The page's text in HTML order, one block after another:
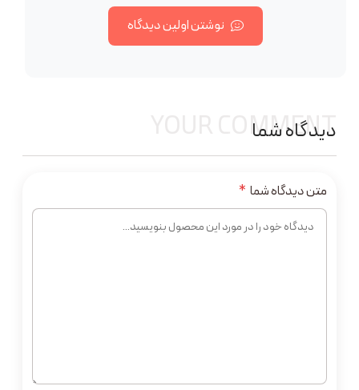
نوشتن اولین دیدگاه
دیدگاه شما
YOUR COMMENT
متن دیدگاه شما *